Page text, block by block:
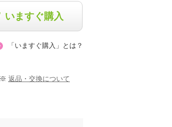
内海美千代
162cm
いますぐ購入
「いますぐ購入」とは？
※ 返品・交換について